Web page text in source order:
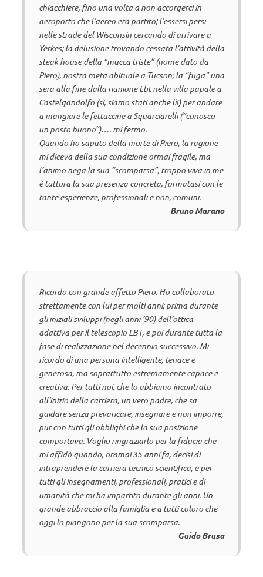
chiacchiere, fino una volta a non accorgerci in
aeroporto che l’aereo era partito; l’essersi persi
nelle strade del Wisconsin cercando di arrivare a
Yerkes; la delusione trovando cessata l’attività della
steak house della “mucca triste” (nome dato da
Piero), nostra meta abituale a Tucson; la “fuga” una
sera alla fine dalla riunione Lbt nella villa papale a
Castelgandolfo (sì, siamo stati anche lì!) per andare
a mangiare le fettuccine a Squarciarelli (“conosco
un posto buono”)…. mi fermo.
Quando ho saputo della morte di Piero, la ragione
mi diceva della sua condizione ormai fragile, ma
l’animo nega la sua “scomparsa”, troppo viva in me
è tuttora la sua presenza concreta, formatasi con le
tante esperienze, professionali e non, comuni.
Bruno Marano
Ricordo con grande affetto Piero. Ho collaborato
strettamente con lui per molti anni; prima durante
gli iniziali sviluppi (negli anni ’90) dell’ottica
adattiva per il telescopio LBT, e poi durante tutta la
fase di realizzazione nel decennio successivo. Mi
ricordo di una persona intelligente, tenace e
generosa, ma soprattutto estremamente capace e
creativa. Per tutti noi, che lo abbiamo incontrato
all’inizio della carriera, un vero padre, che sa
guidare senza prevaricare, insegnare e non imporre,
pur con tutti gli obblighi che la sua posizione
comportava. Voglio ringraziarlo per la fiducia che
mi affidò quando, oramai 35 anni fa, decisi di
intraprendere la carriera tecnico scientifica, e per
tutti gli insegnamenti, professionali, pratici e di
umanità che mi ha impartito durante gli anni. Un
grande abbraccio alla famiglia e a tutti coloro che
oggi lo piangono per la sua scomparsa.
Guido Brusa